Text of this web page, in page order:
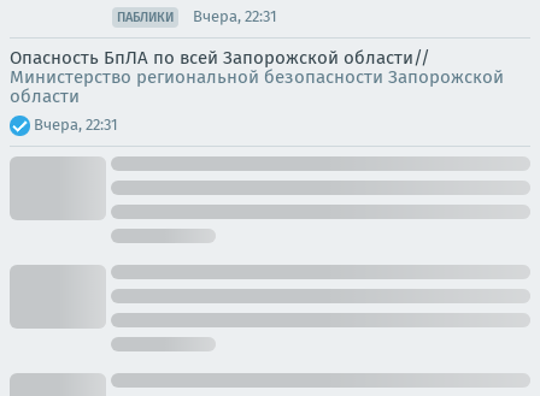
ПАБЛИКИ Вчера, 22:31
Опасность БпЛА по всей Запорожской области//
Министерство региональной безопасности Запорожской
области
Вчера, 22:31